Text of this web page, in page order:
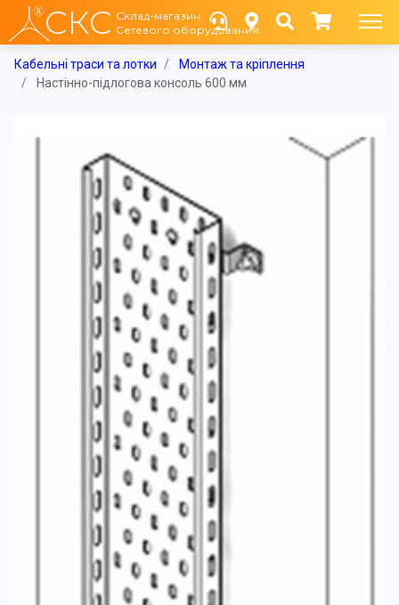
СКС Склад-магазин
Сетевого оборудования
Кабельні траси та лотки
Монтаж та кріплення
Настінно-підлогова консоль 600 мм